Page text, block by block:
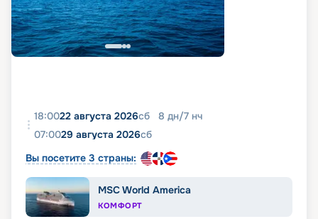
18:0022 августа 2026сб 8 дн/7 нч
07:0029 августа 2026сб
Вы посетите 3 страны:
MSC World America
КОМФОРТ